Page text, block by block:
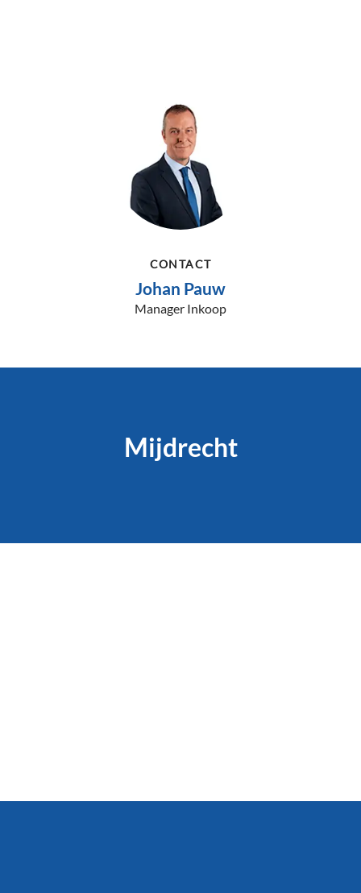
CONTACT
Johan Pauw
Manager Inkoop
Mijdrecht